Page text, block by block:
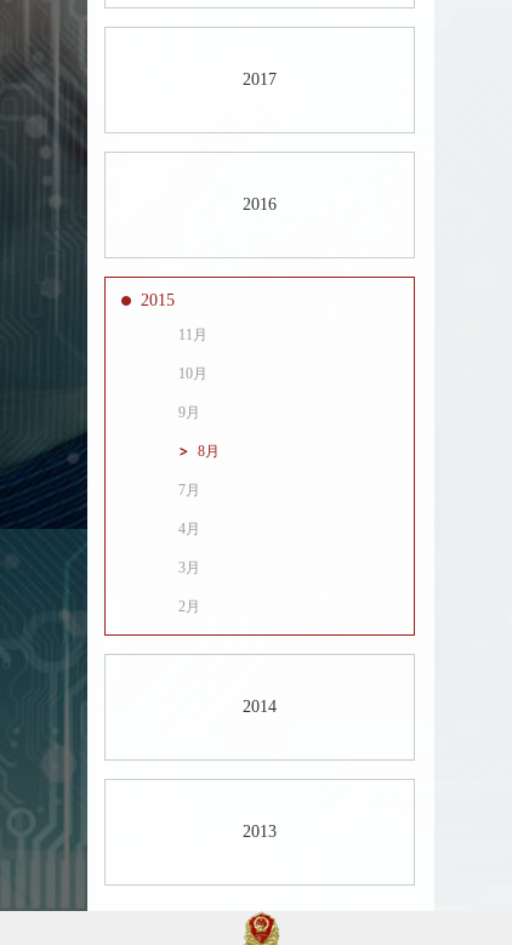
2017
2016
2015
11月
10月
9月
8月
7月
4月
3月
2月
2014
2013